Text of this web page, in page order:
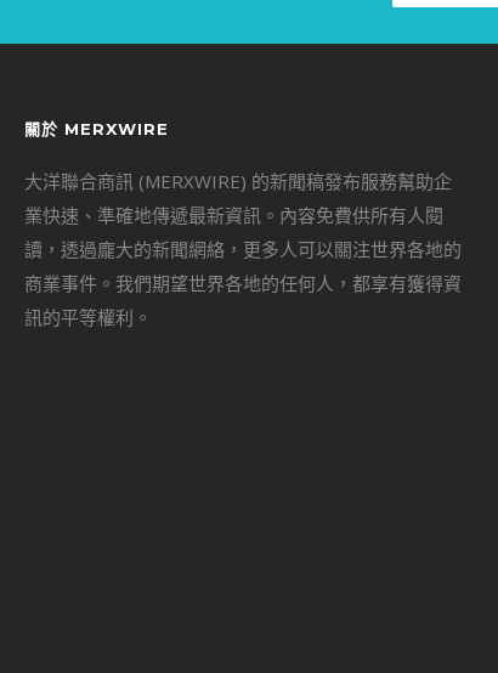
關於 MERXWIRE
大洋聯合商訊 (MERXWIRE) 的新聞稿發布服務幫助企
業快速、準確地傳遞最新資訊。內容免費供所有人閱
讀，透過龐大的新聞網絡，更多人可以關注世界各地的
商業事件。我們期望世界各地的任何人，都享有獲得資
訊的平等權利。